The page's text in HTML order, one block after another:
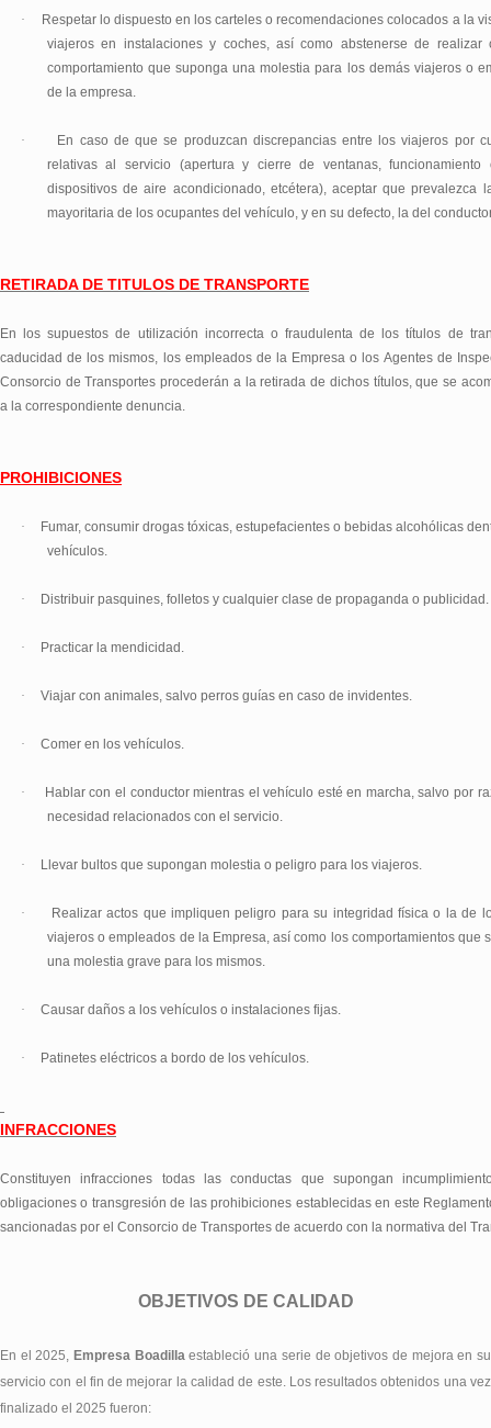
·
Respetar lo dispuesto en los carteles o recomendaciones colocados a la
viajeros en instalaciones y coches, así como abstenerse de realizar
comportamiento que suponga una molestia para los demás viajeros o
de la empresa.
·
En caso de que se produzcan discrepancias entre los viajeros por
relativas al servicio (apertura y cierre de ventanas,
dispositivos de aire acondicionado, etcétera), aceptar que prevalezca
mayoritaria de los ocupantes del vehículo, y en su defecto, la del
RETIRADA DE TITULOS DE TRANSPORTE
En los supuestos de utilización incorrecta o fraudulenta de los títulos de
caducidad de los mismos, los empleados de la Empresa o los Agentes de
Consorcio de Transportes procederán a la retirada de dichos títulos, que se
a la correspondiente denuncia.
PROHIBICIONES
·
Fumar, consumir drogas tóxicas, estupefacientes o bebidas alcohólicas
vehículos.
· Distribuir pasquines, folletos y cualquier clase de propaganda o publicidad.
· Practicar la mendicidad.
· Viajar con animales, salvo perros guías en caso de invidentes.
· Comer en los vehículos.
·
Hablar con el conductor mientras el vehículo esté en marcha, salvo por
necesidad relacionados con el servicio.
· Llevar bultos que supongan molestia o peligro para los viajeros.
·
Realizar actos que impliquen peligro para su integridad física o la de
viajeros o empleados de la Empresa, así como los comportamientos que
una molestia grave para los mismos.
· Causar daños a los vehículos o instalaciones fijas.
· Patinetes eléctricos a bordo de los vehículos.
INFRACCIONES
Constituyen infracciones todas las conductas que supongan
obligaciones o transgresión de las prohibiciones establecidas en este
sancionadas por el Consorcio de Transportes de acuerdo con la normativa del
OBJETIVOS DE CALIDAD
En el 2025, Empresa Boadillaestableció una serie de objetivos de mejora en su
servicio con el fin de mejorar la calidad de este. Los resultados obtenidos una vez
finalizado el 2025 fueron: